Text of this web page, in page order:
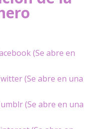
(Se abre en
(Se abre en una
(Se abre en una